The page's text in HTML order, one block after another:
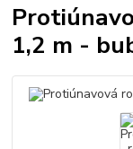
1,2 m -